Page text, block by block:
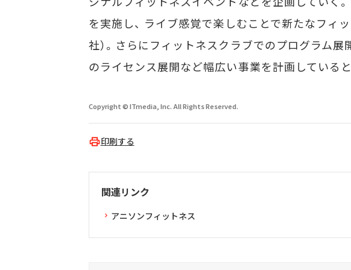
を実施し、 ライブ感覚で楽しむことで新たなフィ
社）。さらにフィットネスクラブでのプログラム
のライセンス展開など幅広い事業を計画していると
Copyright © ITmedia, Inc. All Rights Reserved.
印刷する
関連リンク
アニソンフィットネス